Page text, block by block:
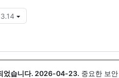
었습니다. 2026-04-23. 중요한 보